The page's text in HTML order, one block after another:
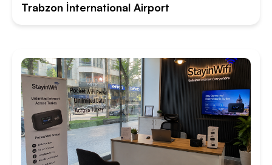
Trabzon İnternational Airport